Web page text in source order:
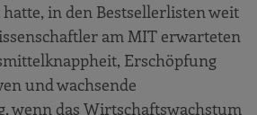
in den Bestsellerlisten weit
am MIT erwarteten
Erschöpfung
und wachsende
wenn das Wirtschaftswachstum